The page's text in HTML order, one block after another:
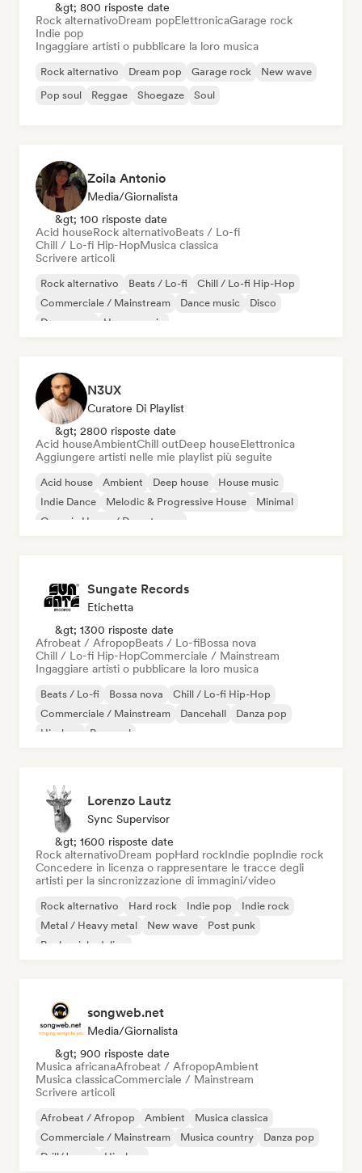
&gt; 800 risposte date
Rock alternativoDream popElettronicaGarage rock
Indie pop
Ingaggiare artisti o pubblicare la loro musica
Rock alternativo Dream pop Garage rock
New wave
Pop soul
Reggae Shoegaze Soul
Zoila Antonio
Media/Giornalista
&gt; 100 risposte date
Acid houseRock alternativoBeats / Lo-fi
Chill / Lo-fi Hip-HopMusica classica
Scrivere articoli
Rock alternativo Beats / Lo-fi
Chill / Lo-fi Hip-Hop
Commerciale / Mainstream
Dance music
Disco
Dream pop
House music
N3UX
Curatore Di Playlist
&gt; 2800 risposte date
Acid houseAmbientChill outDeep houseElettronica
Aggiungere artisti nelle mie playlist più seguite
Acid house Ambient Deep house
House music
Indie Dance
Melodic & Progressive House
Minimal
Organic House / Downtempo
Sungate Records
Etichetta
&gt; 1300 risposte date
Afrobeat / AfropopBeats / Lo-fiBossa nova
Chill / Lo-fi Hip-HopCommerciale / Mainstream
Ingaggiare artisti o pubblicare la loro musica
Beats / Lo-fi Bossa nova
Chill / Lo-fi Hip-Hop
Commerciale / Mainstream
Dancehall
Danza pop
Hip-hop
Pop soul
Lorenzo Lautz
Sync Supervisor
&gt; 1600 risposte date
Rock alternativoDream popHard rockIndie popIndie rock
Concedere in licenza o rappresentare le tracce degli
artisti per la sincronizzazione di immagini/video
Rock alternativo Hard rock Indie pop
Indie rock
Metal / Heavy metal
New wave
Post punk
Rock psichedelico
songweb.net
Media/Giornalista
&gt; 900 risposte date
Musica africanaAfrobeat / AfropopAmbient
Musica classicaCommerciale / Mainstream
Scrivere articoli
Afrobeat / Afropop Ambient
Musica classica
Commerciale / Mainstream
Musica country
Danza pop
Drill/Jersey
Hip-hop